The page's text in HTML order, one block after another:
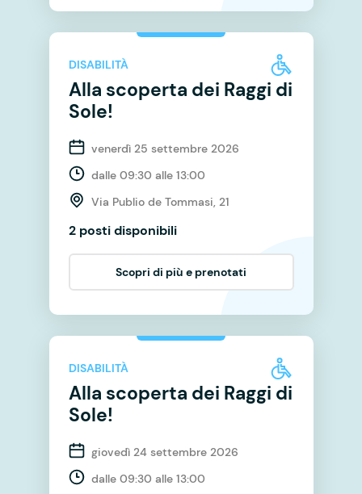
DISABILITÀ
Alla scoperta dei Raggi di
Sole!
venerdì 25 settembre 2026
dalle 09:30 alle 13:00
Via Publio de Tommasi, 21
2 posti disponibili
Scopri di più e prenotati
DISABILITÀ
Alla scoperta dei Raggi di
Sole!
giovedì 24 settembre 2026
dalle 09:30 alle 13:00